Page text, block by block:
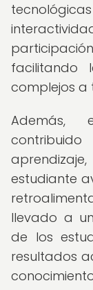
facilitando
complejos a
Además,
estudiante
llevado a
de los
resultados